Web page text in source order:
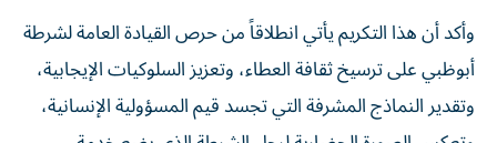
وأكد أن هذا التكريم يأتي انطلاقاً من حرص القيادة العامة لشرطة
أبوظبي على ترسيخ ثقافة العطاء، وتعزيز السلوكيات الإيجابية،
وتقدير النماذج المشرفة التي تجسد قيم المسؤولية الإنسانية،